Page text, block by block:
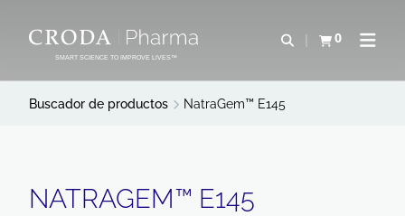
CONTENIDOSMART SCIENCE TO IMPROVE LIVES™
Abrir0
Ver carritoAbrir
Buscador de productos NatraGem™ E145
NATRAGEM™ E145